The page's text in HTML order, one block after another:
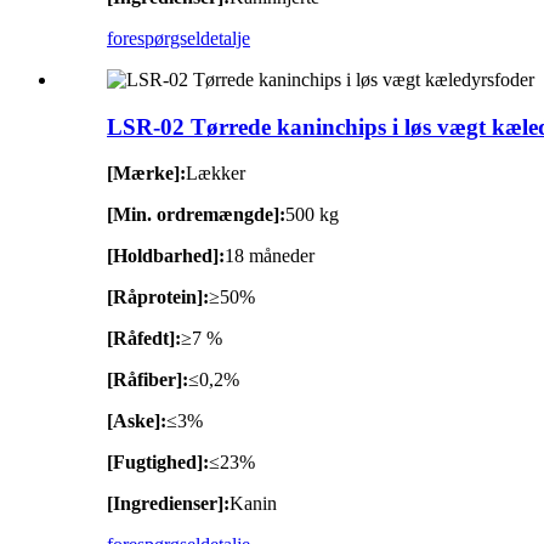
forespørgseldetalje
LSR-02 Tørrede kaninchips i løs vægt
[Mærke]:Lækker
[Min. ordremængde]:500 kg
[Holdbarhed]:18 måneder
[Råprotein]:≥50%
[Råfedt]:≥7 %
[Råfiber]:≤0,2%
[Aske]:≤3%
[Fugtighed]:≤23%
[Ingredienser]:Kanin